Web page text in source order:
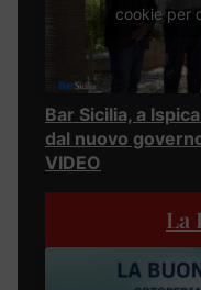
cookie per
Bar Sicilia, a
dal nuovo
VIDEO
La